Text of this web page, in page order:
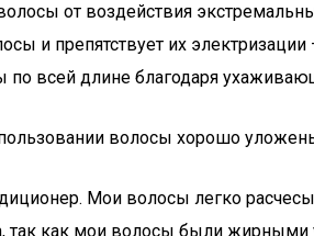
от воздействия
и препятствует их
по всей длине благодаря
волосы хорошо
Мои волосы легко
так как мои волосы были жирными